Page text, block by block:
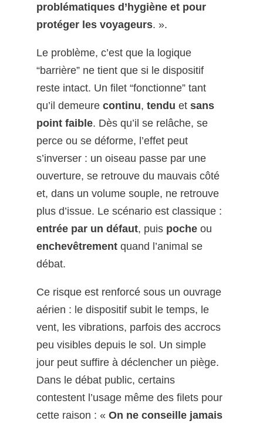
problématiques d’hygiène et pour
protéger les voyageurs. ».
Le problème, c’est que la logique
“barrière” ne tient que si le dispositif
reste intact. Un filet “fonctionne” tant
qu’il demeurecontinu,tendu etsans
point faible. Dès qu’il se relâche, se
perce ou se déforme, l’effet peut
s’inverser : un oiseau passe par une
ouverture, se retrouve du mauvais côté
et, dans un volume souple, ne retrouve
plus d’issue. Le scénario est classique :
entrée par un défaut, puis poche ou
enchevêtrement quand l’animal se
débat.
Ce risque est renforcé sous un ouvrage
aérien : le dispositif subit le temps, le
vent, les vibrations, parfois des accrocs
peu visibles depuis le sol. Un simple
jour peut suffire à déclencher un piège.
Dans le débat public, certains
contestent l’usage même des filets pour
cette raison : «On ne conseille jamais